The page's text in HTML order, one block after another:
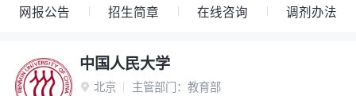
网报公告 招生简章 在线咨询 调剂办法
中国人民大学
 北京 主管部门： 教育部